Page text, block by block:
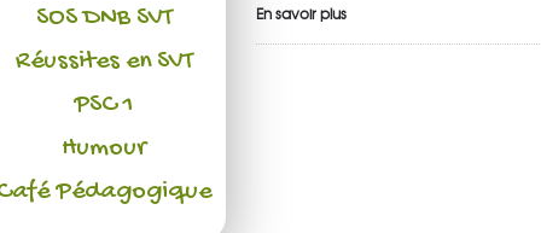
En savoir plus
SOS DNB SVT
Réussites en SVT
PSC 1
Humour
Pédagogique